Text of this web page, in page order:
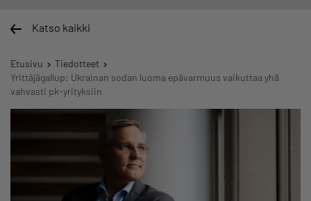
Katso kaikki
Etusivu
Tiedotteet
Yrittäjägallup: Ukrainan sodan luoma epävarmuus vaikuttaa yhä
vahvasti pk-yrityksiin